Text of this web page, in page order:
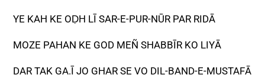
YE KAH KE OḌH LĪ SAR-E-PUR-NŪR PAR RIDĀ
MOZE PAHAN KE GOD MEÑ SHABBĪR KO LIYĀ
DAR TAK GA.Ī JO GHAR SE VO DIL-BAND-E-MUSTAFĀ